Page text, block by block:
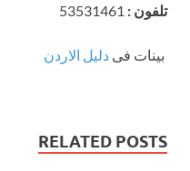
تلفون :
بينات فى دليل الاردن
RELATED POSTS